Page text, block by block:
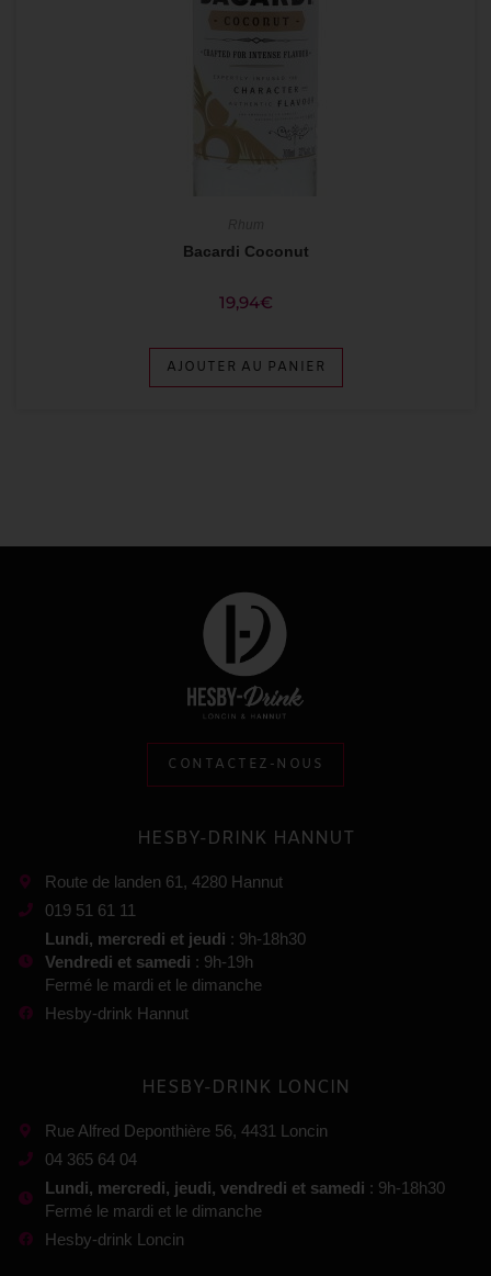
Bacardi Coconut
19,94€
AJOUTER AU PANIER
CONTACTEZ-NOUS
HESBY-DRINK HANNUT
Route de landen 61, 4280 Hannut
019 51 61 11
Lundi, mercredi et jeudi : 9h-18h30
Vendredi et samedi : 9h-19h
Fermé le mardi et le dimanche
Hesby-drink Hannut
HESBY-DRINK LONCIN
Rue Alfred Deponthière 56, 4431 Loncin
04 365 64 04
Lundi, mercredi, jeudi, vendredi et samedi : 9h-18h30
Fermé le mardi et le dimanche
Hesby-drink Loncin